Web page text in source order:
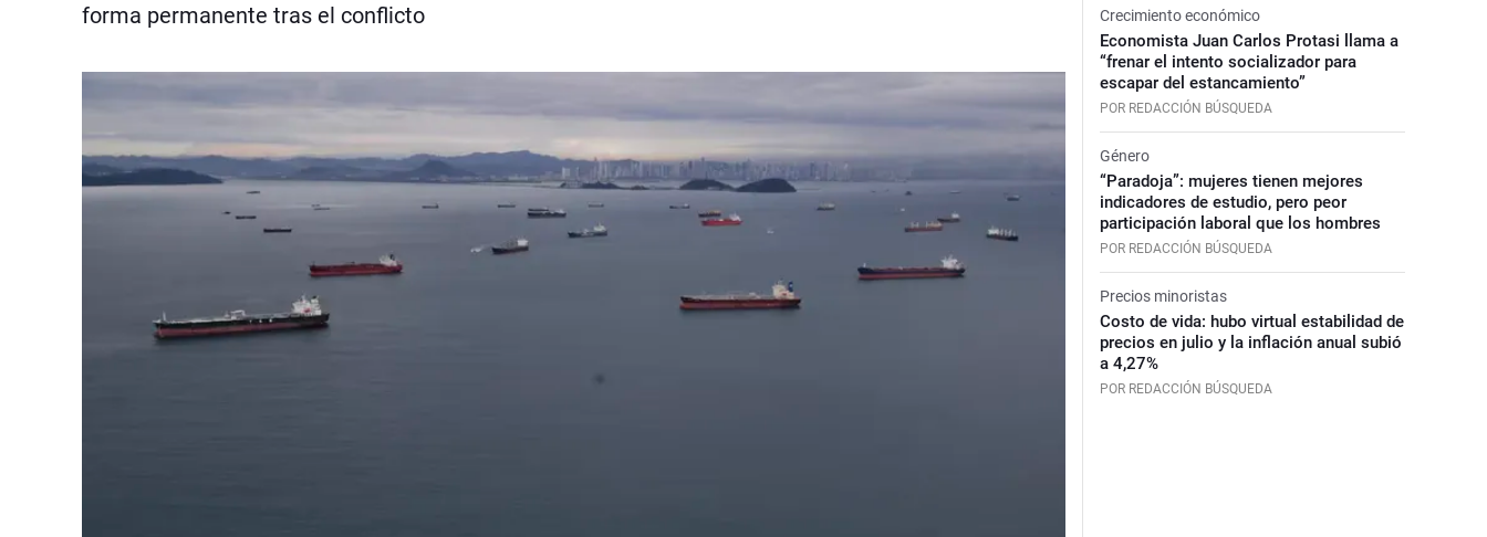
forma permanente tras el conflicto
Crecimiento económico
Economista Juan Carlos Protasi llama a
“frenar el intento socializador para
escapar del estancamiento”
POR REDACCIÓN BÚSQUEDA
Género
“Paradoja”: mujeres tienen mejores
indicadores de estudio, pero peor
participación laboral que los hombres
POR REDACCIÓN BÚSQUEDA
Precios minoristas
Costo de vida: hubo virtual estabilidad de
precios en julio y la inflación anual subió
a 4,27%
POR REDACCIÓN BÚSQUEDA